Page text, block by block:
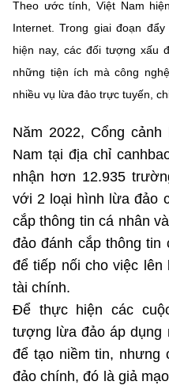
Tin tổng hợp
Tin địa phương
Sở hữu trí tuệ
Tiêu chuẩn, đo lường,
Ảnh
Chọn ngôn ngữ
Vietnamese
BỘ KHOA HỌC
Điều khoản sử dụng Theo dõi
Cơ quan chủ quản: Bộ Khoa
Chịu trách nhiệm nội dung:
Theo ước tính, Việt Nam
Internet. Trong giai đoạn
hiện nay, các đối tượng xấu
những tiện ích mà công
nhiều vụ lừa đảo trực tuyến,
Năm 2022, Cổng
Nam tại địa chỉ
nhận hơn 12.935
với 2 loại hình lừa đảo
cắp thông tin cá nhân
đảo đánh cắp thông
để tiếp nối cho việc
tài chính.
Để thực hiện các
tượng lừa đảo áp dụng
để tạo niềm tin, nhưng
đảo chính, đó là giả